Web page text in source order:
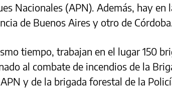
Nacionales (APN). Además, hay en
de Buenos Aires y otro de Córdoba.
tiempo, trabajan en el lugar 150
al combate de incendios de la
y de la brigada forestal de la